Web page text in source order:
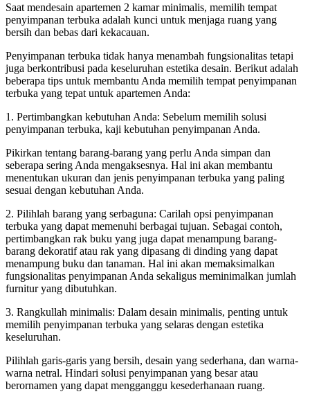
Saat mendesain apartemen 2 kamar minimalis, memilih tempat
penyimpanan terbuka adalah kunci untuk menjaga ruang yang
bersih dan bebas dari kekacauan.
Penyimpanan terbuka tidak hanya menambah fungsionalitas tetapi
juga berkontribusi pada keseluruhan estetika desain. Berikut adalah
beberapa tips untuk membantu Anda memilih tempat penyimpanan
terbuka yang tepat untuk apartemen Anda:
1. Pertimbangkan kebutuhan Anda: Sebelum memilih solusi
penyimpanan terbuka, kaji kebutuhan penyimpanan Anda.
Pikirkan tentang barang-barang yang perlu Anda simpan dan
seberapa sering Anda mengaksesnya. Hal ini akan membantu
menentukan ukuran dan jenis penyimpanan terbuka yang paling
sesuai dengan kebutuhan Anda.
2. Pilihlah barang yang serbaguna: Carilah opsi penyimpanan
terbuka yang dapat memenuhi berbagai tujuan. Sebagai contoh,
pertimbangkan rak buku yang juga dapat menampung barang-
barang dekoratif atau rak yang dipasang di dinding yang dapat
menampung buku dan tanaman. Hal ini akan memaksimalkan
fungsionalitas penyimpanan Anda sekaligus meminimalkan jumlah
furnitur yang dibutuhkan.
3. Rangkullah minimalis: Dalam desain minimalis, penting untuk
memilih penyimpanan terbuka yang selaras dengan estetika
keseluruhan.
Pilihlah garis-garis yang bersih, desain yang sederhana, dan warna-
warna netral. Hindari solusi penyimpanan yang besar atau
berornamen yang dapat mengganggu kesederhanaan ruang.